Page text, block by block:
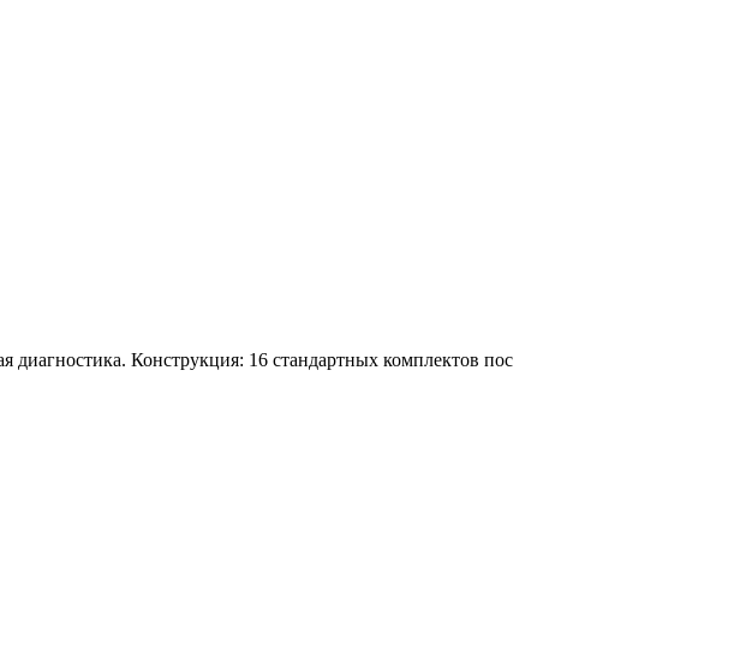
Конструкция: 16 стандартных комплектов пос